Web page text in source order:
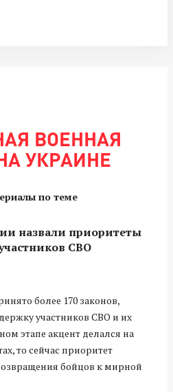
ВОЕННАЯ
УКРАИНЕ
по теме
назвали приоритеты
СВО
более 170 законов,
участников СВО и их
этапе акцент делался на
то сейчас приоритет
бойцов к мирной